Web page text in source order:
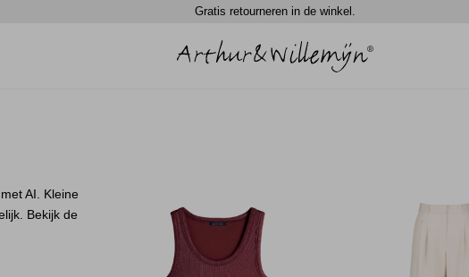
Gratis retourneren in de winkel.
AI. Kleine
Bekijk de